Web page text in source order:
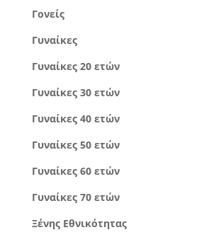
Γονείς
Γυναίκες
Γυναίκες 20 ετών
Γυναίκες 30 ετών
Γυναίκες 40 ετών
Γυναίκες 50 ετών
Γυναίκες 60 ετών
Γυναίκες 70 ετών
Ξένης Εθνικότητας